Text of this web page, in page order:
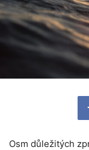
Osm důležitých